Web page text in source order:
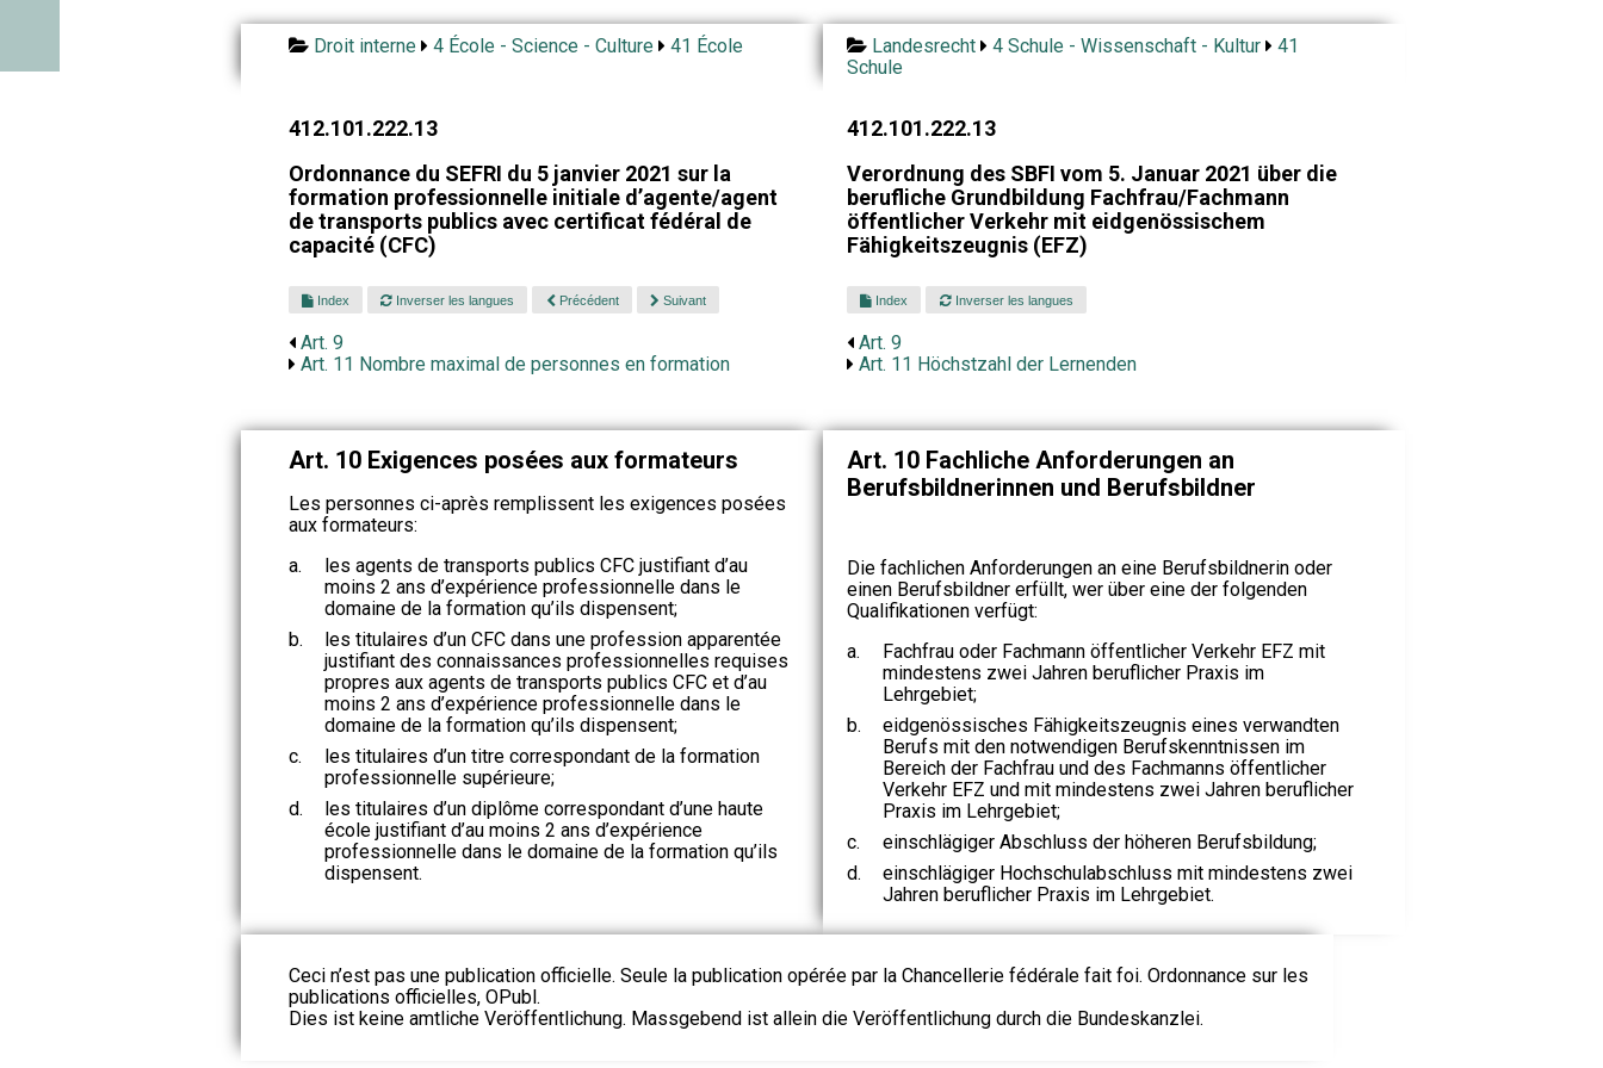
Droit interne 4 École - Science - Culture 41 École Landesrecht 4 Schule - Wissenschaft - Kultur
41
Schule
412.101.222.13
Ordonnance du SEFRI du 5 janvier 2021 sur la
formation professionnelle initiale d’agente/agent
de transports publics avec certificat fédéral de
capacité (CFC)
412.101.222.13
Verordnung des SBFI vom 5. Januar 2021 über die
berufliche Grundbildung Fachfrau/Fachmann
öffentlicher Verkehr mit eidgenössischem
Fähigkeitszeugnis (EFZ)
Index Inverser les langues Précédent Suivant
Art. 9
Art. 11 Nombre maximal de personnes en formation
Index Inverser les langues
Art. 9
Art. 11 Höchstzahl der Lernenden
Art. 10 Exigences posées aux formateurs
Les personnes ci-après remplissent les exigences posées
aux formateurs:
a.
les agents de transports publics CFC justifiant d’au
moins 2 ans d’expérience professionnelle dans le
domaine de la formation qu’ils dispensent;
b.
les titulaires d’un CFC dans une profession apparentée
justifiant des connaissances professionnelles requises
propres aux agents de transports publics CFC et d’au
moins 2 ans d’expérience professionnelle dans le
domaine de la formation qu’ils dispensent;
c.
les titulaires d’un titre correspondant de la formation
professionnelle supérieure;
d.
les titulaires d’un diplôme correspondant d’une haute
école justifiant d’au moins 2 ans d’expérience
professionnelle dans le domaine de la formation qu’ils
dispensent.
Art. 10 Fachliche Anforderungen an
Berufsbildnerinnen und Berufsbildner
Die fachlichen Anforderungen an eine Berufsbildnerin oder
einen Berufsbildner erfüllt, wer über eine der folgenden
Qualifikationen verfügt:
a.
Fachfrau oder Fachmann öffentlicher Verkehr EFZ mit
mindestens zwei Jahren beruflicher Praxis im
Lehrgebiet;
b.
eidgenössisches Fähigkeitszeugnis eines verwandten
Berufs mit den notwendigen Berufskenntnissen im
Bereich der Fachfrau und des Fachmanns öffentlicher
Verkehr EFZ und mit mindestens zwei Jahren beruflicher
Praxis im Lehrgebiet;
c.
einschlägiger Abschluss der höheren Berufsbildung;
d.
einschlägiger Hochschulabschluss mit mindestens zwei
Jahren beruflicher Praxis im Lehrgebiet.
Ceci n’est pas une publication officielle. Seule la publication opérée par la Chancellerie fédérale fait foi. Ordonnance sur les
publications officielles, OPubl.
Dies ist keine amtliche Veröffentlichung. Massgebend ist allein die Veröffentlichung durch die Bundeskanzlei.